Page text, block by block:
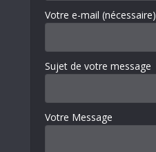
Votre e-mail (nécessaire)
Sujet de votre message
Votre Message